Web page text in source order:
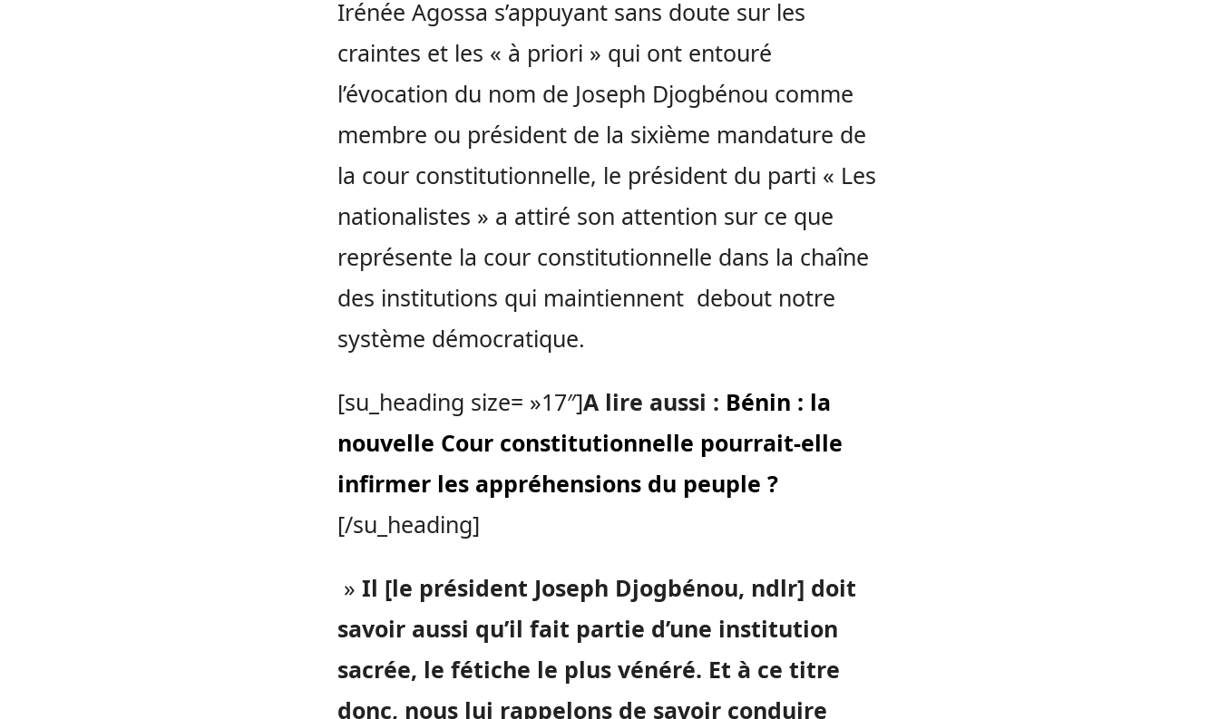
Irénée Agossa s’appuyant sans doute sur les
craintes et les « à priori » qui ont entouré
l’évocation du nom de Joseph Djogbénou comme
membre ou président de la sixième mandature de
la cour constitutionnelle, le président du parti « Les
nationalistes » a attiré son attention sur ce que
représente la cour constitutionnelle dans la chaîne
des institutions qui maintiennent debout notre
système démocratique.
[su_heading size= »17″]A lire aussi : Bénin : la
nouvelle Cour constitutionnelle pourrait-elle
infirmer les appréhensions du peuple ?
[/su_heading]
» Il [le président Joseph Djogbénou, ndlr] doit
savoir aussi qu’il fait partie d’une institution
sacrée, le fétiche le plus vénéré. Et à ce titre
donc, nous lui rappelons de savoir conduire